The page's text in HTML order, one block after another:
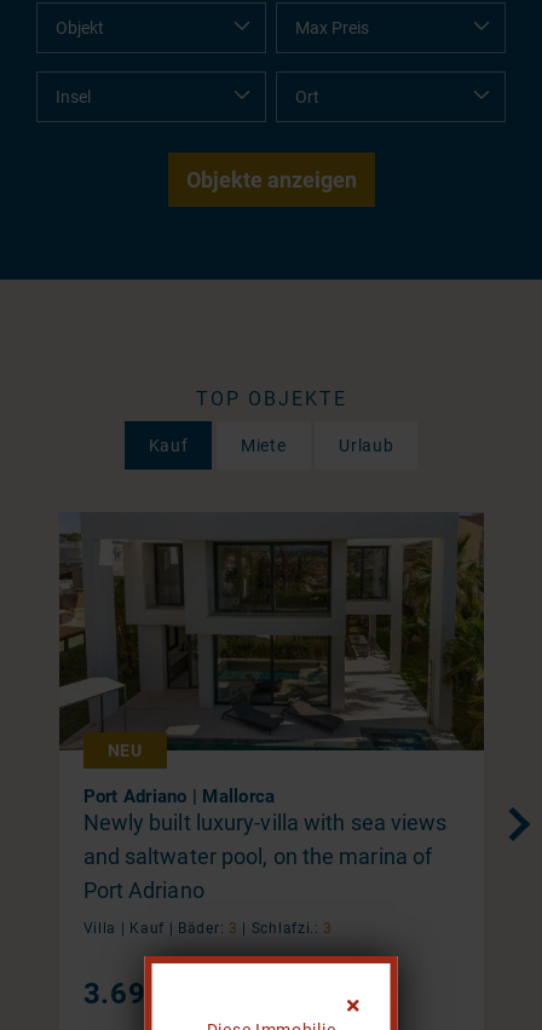
TOP OBJEKTE
Kauf Miete Urlaub
NEU
Port Adriano | Mallorca
Newly built luxury-villa with sea views
and saltwater pool, on the marina of
Port Adriano
Villa | Kauf | Bäder: 3 | Schlafzi.: 3
3.690.000 €